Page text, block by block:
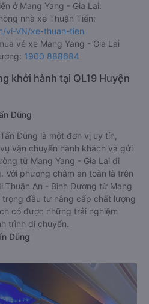
ở Mang Yang - Gia Lai:
nhà xe Thuận Tiến:
vi-VN/xe-thuan-tien
vé xe Mang Yang - Gia Lai
1900 888684
khởi hành tại QL19 Huyện
Dũng
Dũng là một đơn vị uy tín,
vận chuyển hành khách và gửi
từ Mang Yang - Gia Lai đi
Với phương châm an toàn là trên
Thuận An - Bình Dương từ Mang
trọng đầu tư nâng cấp chất lượng
có được những trải nghiệm
trình di chuyển.
Dũng